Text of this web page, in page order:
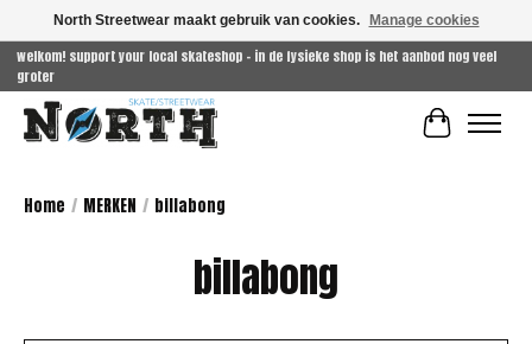
welkom! support your local skateshop - in de fysieke shop is het aanbod nog veel
groter
Home / MERKEN / billabong
billabong
North Streetwear maakt gebruik van cookies. Manage cookies